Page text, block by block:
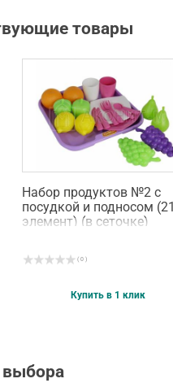
товары
Набор продуктов №2 с
посудкой и подносом (21
элемент) (в сеточке)
( 0 )
Купить в 1 клик